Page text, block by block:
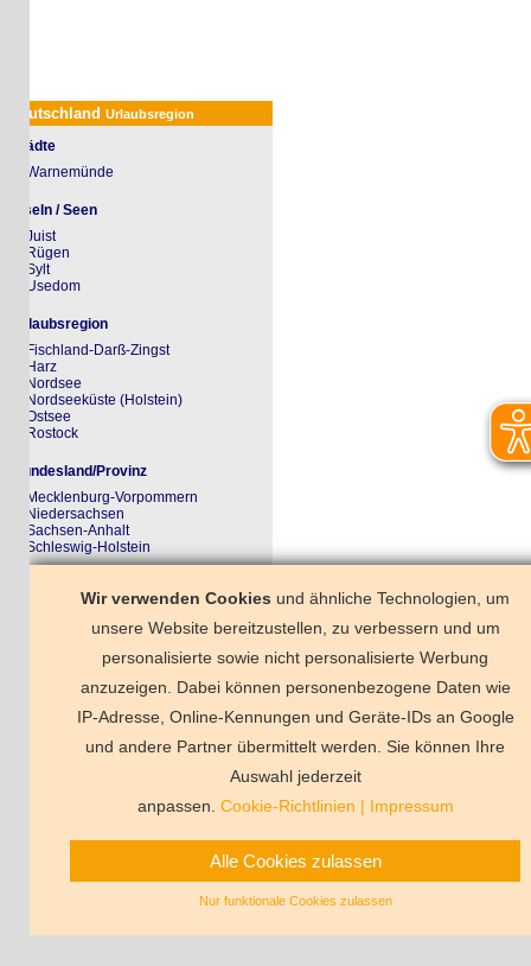
Urlaubsregion
/ Seen
Darß-Zingst
(Holstein)
Provinz
Vorpommern
Anhalt
Holstein
Büsum Mitte
Deutschland Florida
Frankreich
Wir verwenden Cookies und ähnliche Technologien, um
unsere Website bereitzustellen, zu verbessern und um
personalisierte sowie nicht personalisierte Werbung
anzuzeigen. Dabei können personenbezogene Daten wie
IP-Adresse, Online-Kennungen und Geräte-IDs an Google
und andere Partner übermittelt werden. Sie können Ihre
Auswahl jederzeit
anpassen. Cookie-Richtlinien|Impressum
Alle Cookies zulassen
Nur funktionale Cookies zulassen